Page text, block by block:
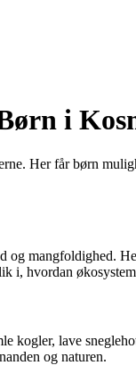
i
Her får børn
mangfoldighed.
i, hvordan
kogler, lave
og naturen.